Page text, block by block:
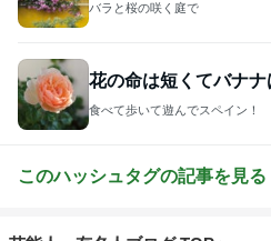
バラと桜の咲く庭で
花の命は短くてバナ
食べて歩いて遊んでスペイン！
このハッシュタグの記事を見る